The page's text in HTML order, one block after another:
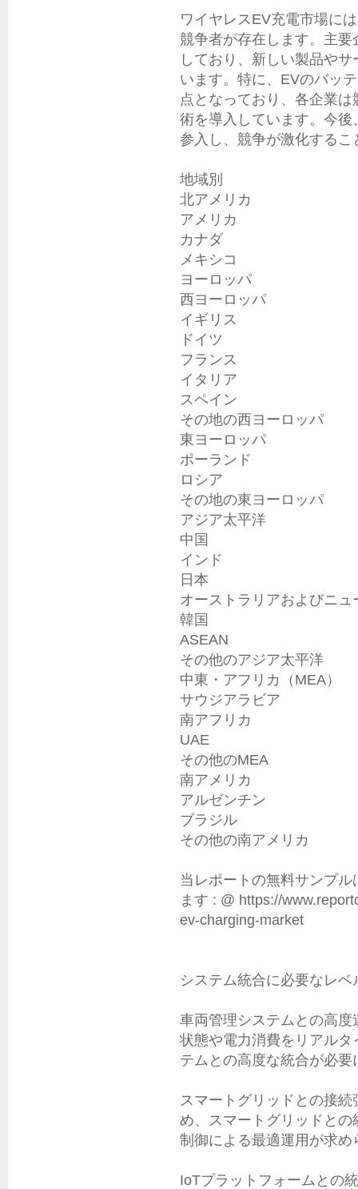
ワイヤレスEV充電市場に
競争者が存在します。主
しており、新しい製品や
います。特に、EVのバッ
点となっており、各企業
術を導入しています。今
参入し、競争が激化する
地域別
北アメリカ
アメリカ
カナダ
メキシコ
ヨーロッパ
西ヨーロッパ
イギリス
ドイツ
フランス
イタリア
スペイン
その地の西ヨーロッパ
東ヨーロッパ
ポーランド
ロシア
その地の東ヨーロッパ
アジア太平洋
中国
インド
日本
オーストラリアおよびニュ
韓国
ASEAN
その他のアジア太平洋
中東・アフリカ（MEA）
サウジアラビア
南アフリカ
UAE
その他のMEA
南アメリカ
アルゼンチン
ブラジル
その他の南アメリカ
当レポートの無料サンプ
ます : @ https://
ev-charging-market
システム統合に必要なレベ
車両管理システムとの高
状態や電力消費をリアル
テムとの高度な統合が必要
スマートグリッドとの接
め、スマートグリッドと
制御による最適運用が求め
IoTプラットフォームとの